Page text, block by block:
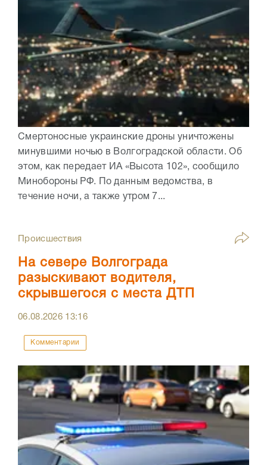
Смертоносные украинские дроны уничтожены
минувшими ночью в Волгоградской области. Об
этом, как передает ИА «Высота 102», сообщило
Минобороны РФ. По данным ведомства, в
течение ночи, а также утром 7...
Происшествия
На севере Волгограда
разыскивают водителя,
скрывшегося с места ДТП
06.08.2026 13:16
Комментарии